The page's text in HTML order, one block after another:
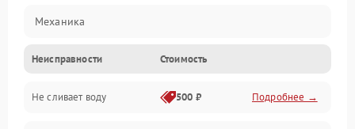
Механика
Управление
Электропитание
Неисправности Стоимость
Не сливает воду 500 ₽ Подробнее →